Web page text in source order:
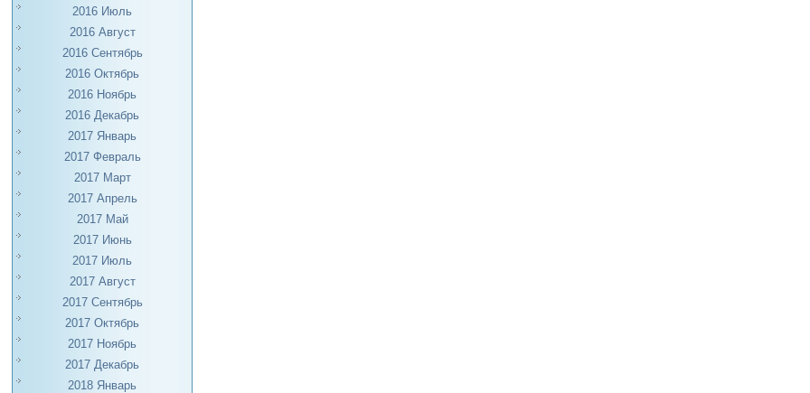
2016 Июль
2016 Август
2016 Сентябрь
2016 Октябрь
2016 Ноябрь
2016 Декабрь
2017 Январь
2017 Февраль
2017 Март
2017 Апрель
2017 Май
2017 Июнь
2017 Июль
2017 Август
2017 Сентябрь
2017 Октябрь
2017 Ноябрь
2017 Декабрь
2018 Январь